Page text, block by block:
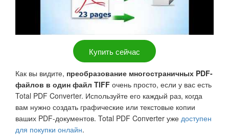
Купить сейчас
Как вы видите, преобразование многостраничных PDF-
файлов в один файл TIFF очень просто, если у вас есть
Total PDF Converter. Используйте его каждый раз, когда
вам нужно создать графические или текстовые копии
ваших PDF-документов. Total PDF Converter уже доступен
для покупки онлайн.